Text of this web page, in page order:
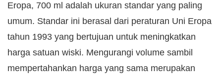
Eropa, 700 ml adalah ukuran standar yang paling
umum. Standar ini berasal dari peraturan Uni Eropa
tahun 1993 yang bertujuan untuk meningkatkan
harga satuan wiski. Mengurangi volume sambil
mempertahankan harga yang sama merupakan